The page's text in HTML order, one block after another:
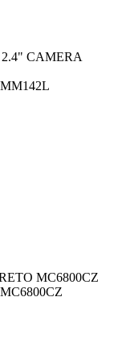
CAMERA
MC6800CZ